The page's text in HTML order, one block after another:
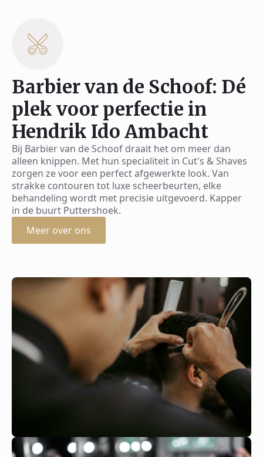
Barbier van de Schoof: Dé
plek voor perfectie in
Hendrik Ido Ambacht
Bij Barbier van de Schoof draait het om meer dan
alleen knippen. Met hun specialiteit in Cut's & Shaves
zorgen ze voor een perfect afgewerkte look. Van
strakke contouren tot luxe scheerbeurten, elke
behandeling wordt met precisie uitgevoerd. Kapper
in de buurt Puttershoek.
Meer over ons